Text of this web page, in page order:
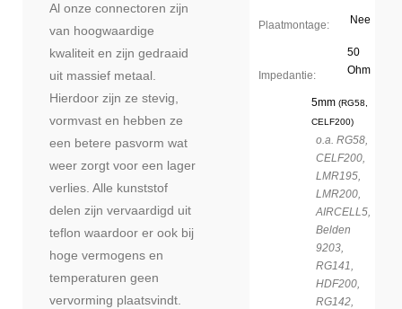
Al onze connectoren zijn
van hoogwaardige
kwaliteit en zijn gedraaid
uit massief metaal.
Hierdoor zijn ze stevig,
vormvast en hebben ze
een betere pasvorm wat
weer zorgt voor een lager
verlies. Alle kunststof
delen zijn vervaardigd uit
teflon waardoor er ook bij
hoge vermogens en
temperaturen geen
vervorming plaatsvindt.
Plaatmontage: Nee
Impedantie:
50
Ohm
5mm (RG58,
CELF200)
o.a. RG58,
CELF200,
LMR195,
LMR200,
AIRCELL5,
Belden
9203,
RG141,
HDF200,
RG142,